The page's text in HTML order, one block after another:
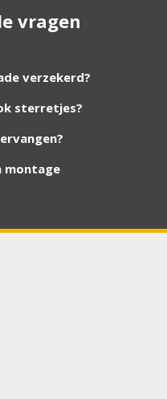
toevoegen van
dat wij deze wel
en wij nemen
ruit en uw auto
vragen
verzekerd?
sterretjes?
montage